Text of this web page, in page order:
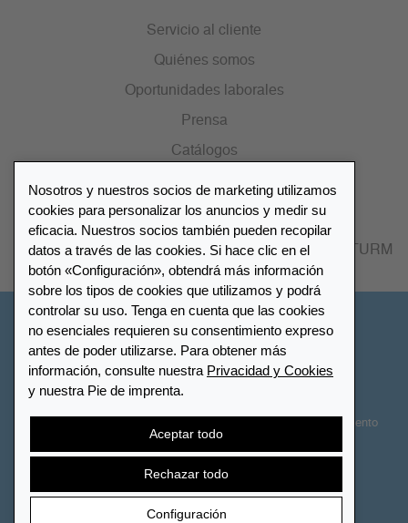
Servicio al cliente
Quiénes somos
Oportunidades laborales
Prensa
Catálogos
Lista de distribuidores
Encuentre su distribuidor más cercano LEUCHTTURM
Nosotros y nuestros socios de marketing utilizamos
cookies para personalizar los anuncios y medir su
eficacia. Nuestros socios también pueden recopilar
datos a través de las cookies. Si hace clic en el
botón «Configuración», obtendrá más información
sobre los tipos de cookies que utilizamos y podrá
controlar su uso. Tenga en cuenta que las cookies
no esenciales requieren su consentimiento expreso
antes de poder utilizarse. Para obtener más
información, consulte nuestra Privacidad y Cookies
y nuestra Pie de imprenta.
Aceptar todo
Rechazar todo
Configuración
Configuración de cookies Privacidad y Cookies
Declaración de accesibilidad
Derecho de desistimiento
Cancelar contrato
© 2026 LEUCHTTURM. Todos los derechos reservados